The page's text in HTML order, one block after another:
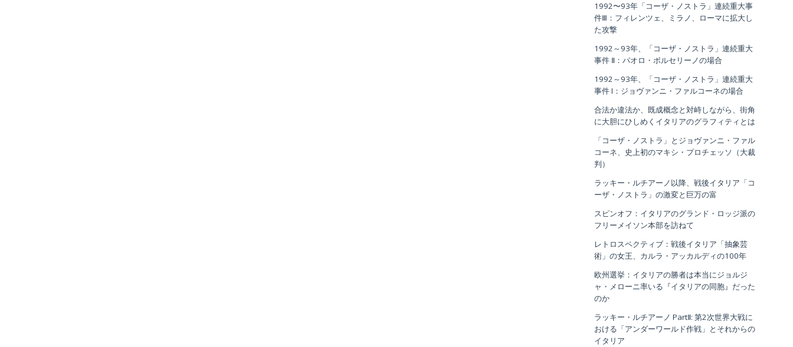
1992〜93年「コーザ・ノストラ」連続重大事
件Ⅲ：フィレンツェ、ミラノ、ローマに拡大し
た攻撃
1992～93年、「コーザ・ノストラ」連続重大
事件 Ⅱ：パオロ・ボルセリーノの場合
1992～93年、「コーザ・ノストラ」連続重大
事件 I：ジョヴァンニ・ファルコーネの場合
合法か違法か、既成概念と対峙しながら、街角
に大胆にひしめくイタリアのグラフィティとは
「コーザ・ノストラ」とジョヴァンニ・ファル
コーネ、史上初のマキシ・プロチェッソ（大裁
判）
ラッキー・ルチアーノ以降、戦後イタリア「コ
ーザ・ノストラ」の激変と巨万の富
スピンオフ：イタリアのグランド・ロッジ派の
フリーメイソン本部を訪ねて
レトロスペクティブ：戦後イタリア「抽象芸
術」の女王、カルラ・アッカルディの100年
欧州選挙：イタリアの勝者は本当にジョルジ
ャ・メローニ率いる『イタリアの同胞』だった
のか
ラッキー・ルチアーノ PartⅡ: 第2次世界大戦に
おける「アンダーワールド作戦」とそれからの
イタリア